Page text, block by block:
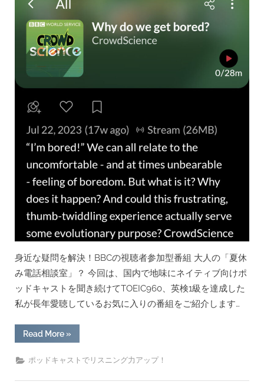
収
編)”
身近な疑問を解決！BBCの視聴者参加型番組 大人の「夏休
み電話相談室」？ 今回は、国内で地味にネイティブ向けポ
ッドキャストを聞き続けてTOEIC960、英検1級を達成した
私が長年愛聴しているお気に入りの番組をご紹介します…
Read More“ど
う
て
私
ち
»
ポッドキャストでリスニング力アップ！